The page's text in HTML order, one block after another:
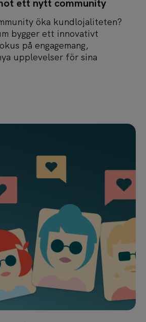
ett nytt community
öka kundlojaliteten?
bygger ett innovativt
på engagemang,
upplevelser för sina